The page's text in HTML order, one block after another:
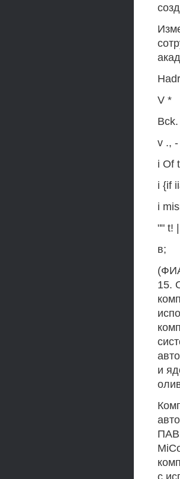
V *
v .,
i Of
i {if
i
"" t! |
в;
15.
и
с